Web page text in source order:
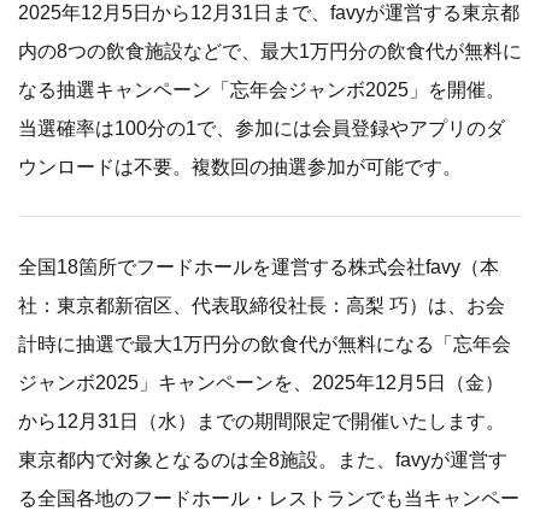
2025年12月5日から12月31日まで、favyが運営する東京都
内の8つの飲食施設などで、最大1万円分の飲食代が無料に
なる抽選キャンペーン「忘年会ジャンボ2025」を開催。
当選確率は100分の1で、参加には会員登録やアプリのダ
ウンロードは不要。複数回の抽選参加が可能です。
全国18箇所でフードホールを運営する株式会社favy（本
社：東京都新宿区、代表取締役社長：高梨 巧）は、お会
計時に抽選で最大1万円分の飲食代が無料になる「忘年会
ジャンボ2025」キャンペーンを、2025年12月5日（金）
から12月31日（水）までの期間限定で開催いたします。
東京都内で対象となるのは全8施設。また、favyが運営す
る全国各地のフードホール・レストランでも当キャンペー